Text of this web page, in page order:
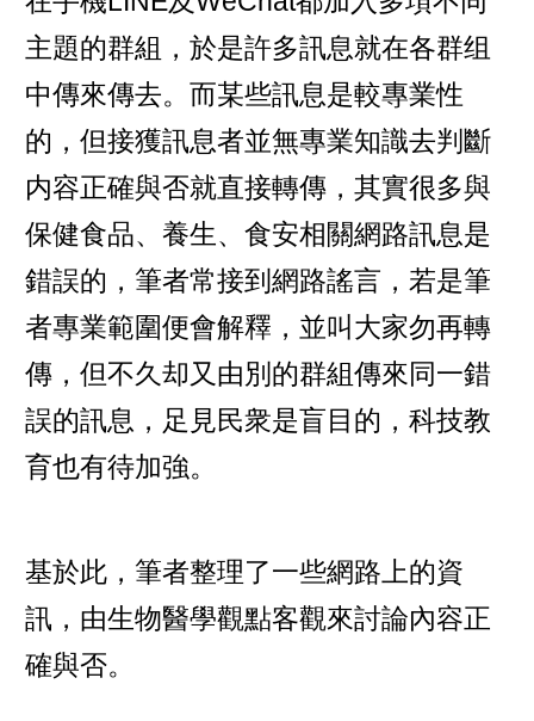
主題的群組，於是許多訊息就在各群组
中傳來傳去。而某些訊息是較專業性
的，但接獲訊息者並無專業知識去判斷
内容正確與否就直接轉傳，其實很多與
保健食品、養生、食安相關網路訊息是
錯誤的，筆者常接到網路謠言，若是筆
者專業範圍便會解釋，並叫大家勿再轉
傳，但不久却又由別的群組傳來同一錯
誤的訊息，足見民衆是盲目的，科技教
育也有待加強。
基於此，筆者整理了一些網路上的資
訊，由生物醫學觀點客觀來討論內容正
確與否。